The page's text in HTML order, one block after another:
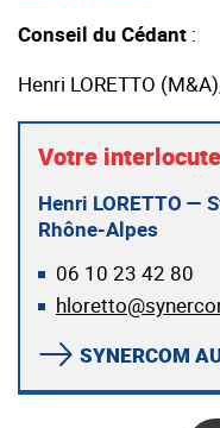
Conseil du Cédant :
Henri LORETTO
Votre
Henri LORETTO —
Rhône-Alpes
06 10 23 42 80
SYNERCOM